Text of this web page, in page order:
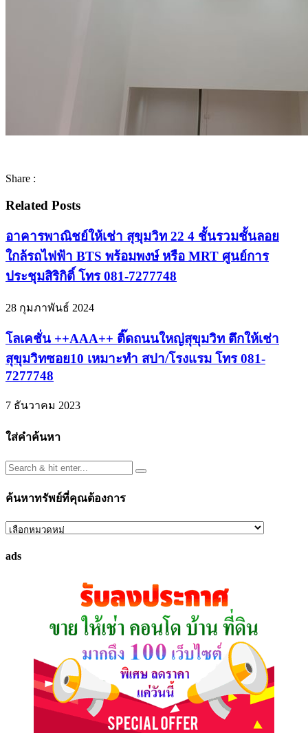
Share :
Related Posts
อาคารพาณิชย์ให้เช่า สุขุมวิท 22 4 ชั้นรวมชั้นลอย
ใกล้รถไฟฟ้า BTS พร้อมพงษ์ หรือ MRT ศูนย์การ
ประชุมสิริกิติ์ โทร 081-7277748
28 กุมภาพันธ์ 2024
โลเคชั่น ++AAA++ ติ๊ดถนนใหญ่สุขุมวิท ตึกให้เช่า
สุขุมวิทซอย10 เหมาะทำ สปา/โรงแรม โทร 081-
7277748
7 ธันวาคม 2023
ใส่คำค้นหา
ค้นหาทรัพย์ที่คุณต้องการ
ค้นหา
ที่
ads